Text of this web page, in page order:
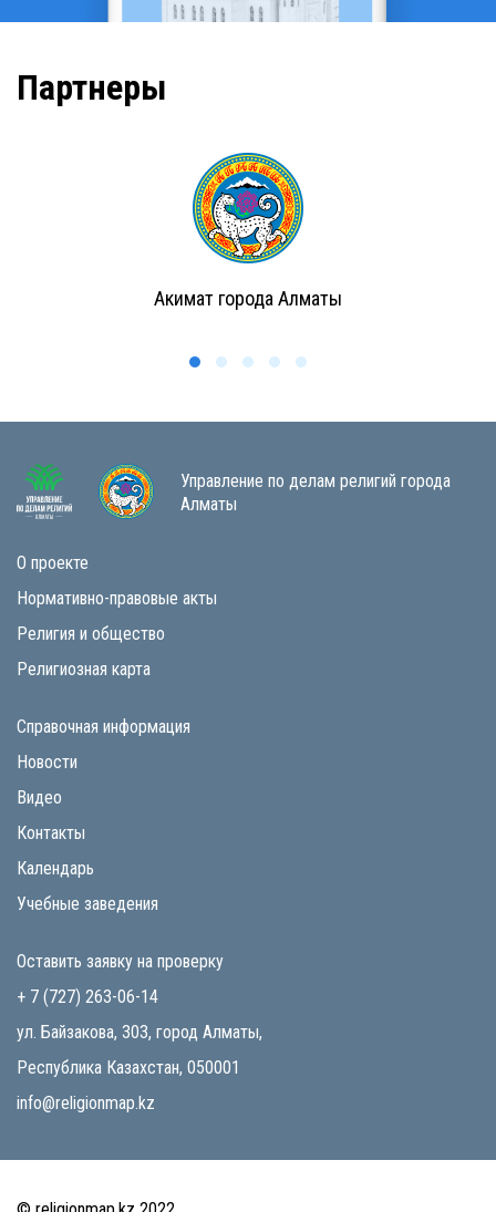
Партнеры
Акимат города Алматы
Управление по делам религий города
Алматы
О проекте
Нормативно-правовые акты
Религия и общество
Религиозная карта
Справочная информация
Новости
Видео
Контакты
Календарь
Учебные заведения
Оставить заявку на проверку
+ 7 (727) 263-06-14
ул. Байзакова, 303, город Алматы,
Республика Казахстан, 050001
info@religionmap.kz